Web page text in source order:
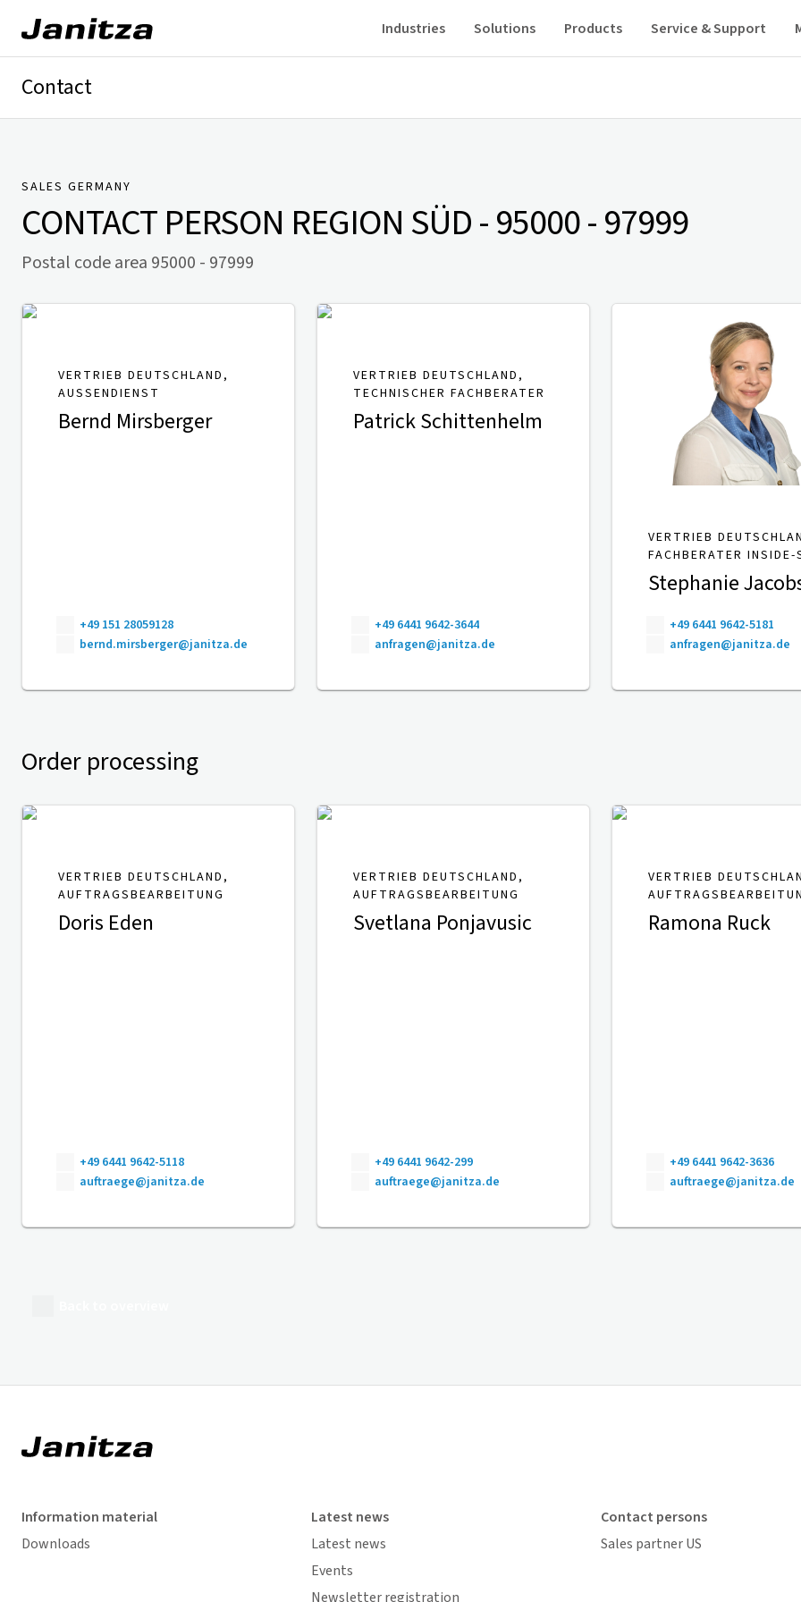
Industries Solutions Products Service & Support
Contact
SALES GERMANY
CONTACT PERSON REGION SÜD - 95000 - 97999
Postal code area 95000 - 97999
VERTRIEB DEUTSCHLAND,
AUSSENDIENST
Bernd Mirsberger
+49 151 28059128
bernd.mirsberger@janitza.de
VERTRIEB DEUTSCHLAND,
TECHNISCHER FACHBERATER
Patrick Schittenhelm
+49 6441 9642-3644
anfragen@janitza.de
VERTRIEB
FACHBERATER INSIDE-
Stephanie
+49 6441 9642-5181
anfragen@janitza.de
Order processing
VERTRIEB DEUTSCHLAND,
AUFTRAGSBEARBEITUNG
Doris Eden
+49 6441 9642-5118
auftraege@janitza.de
VERTRIEB DEUTSCHLAND,
AUFTRAGSBEARBEITUNG
Svetlana Ponjavusic
+49 6441 9642-299
auftraege@janitza.de
VERTRIEB
Ramona Ruck
+49 6441 9642-3636
auftraege@janitza.de
Information material
Downloads
Latest news
Latest news
Events
Newsletter registration
Contact persons
Sales partner US